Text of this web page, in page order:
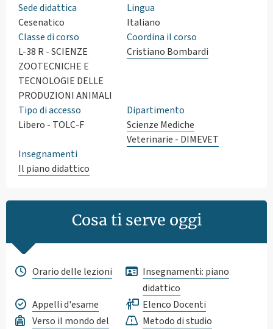
Sede didattica
Cesenatico
Lingua
Italiano
Classe di corso
L-38 R - SCIENZE
ZOOTECNICHE E
TECNOLOGIE DELLE
PRODUZIONI ANIMALI
Coordina il corso
Cristiano Bombardi
Tipo di accesso
Libero - TOLC-F
Dipartimento
Scienze Mediche
Veterinarie - DIMEVET
Insegnamenti
Il piano didattico
Cosa ti serve oggi
Orario delle lezioni
Insegnamenti: piano
didattico
Appelli d'esame
Elenco Docenti
Verso il mondo del
Metodo di studio